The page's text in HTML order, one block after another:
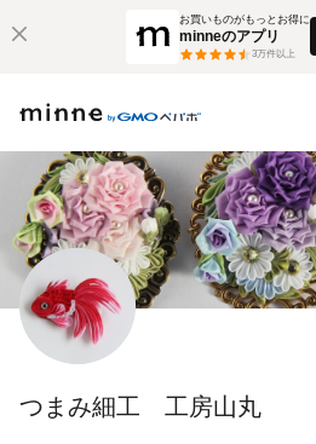
お買いものがもっとお得に
minneのアプリ
3万件以上
つまみ細工 工房山丸